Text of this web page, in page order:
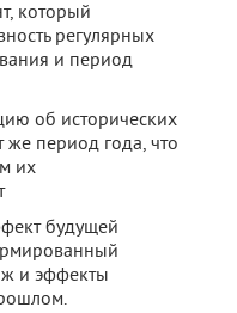
который
регулярных
и период
об исторических
период года, что
их
будущей
и эффекты